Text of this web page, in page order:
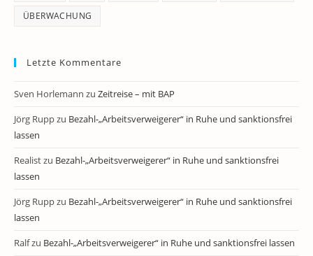
ÜBERWACHUNG
Letzte Kommentare
Sven Horlemann zu Zeitreise – mit BAP
Jörg Ruppzu Bezahl-„Arbeitsverweigerer“ in Ruhe und sanktionsfrei
lassen
Realistzu Bezahl-„Arbeitsverweigerer“ in Ruhe und sanktionsfrei
lassen
Jörg Ruppzu Bezahl-„Arbeitsverweigerer“ in Ruhe und sanktionsfrei
lassen
Ralfzu Bezahl-„Arbeitsverweigerer“ in Ruhe und sanktionsfrei lassen